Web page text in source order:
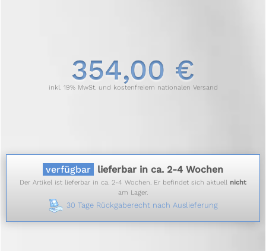
354,00 €
inkl. 19% MwSt. und kostenfreiem nationalen Versand
verfügbar lieferbar in ca. 2-4 Wochen
Der Artikel ist lieferbar in ca. 2-4 Wochen. Er befindet sich aktuell nicht
am Lager.
30 Tage Rückgaberecht nach Auslieferung